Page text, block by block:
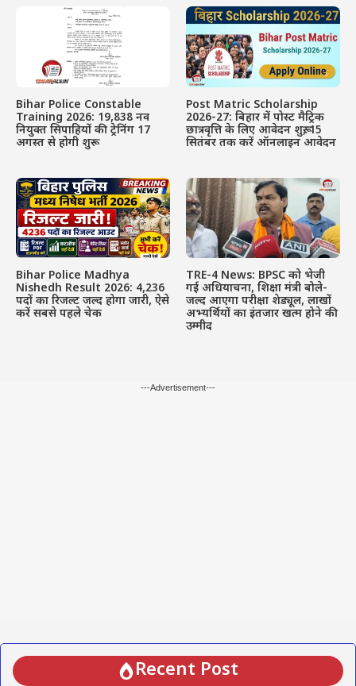
Bihar Police Constable
Training 2026: 19,838 नव
नियुक्त सिपाहियों की ट्रेनिंग 17
अगस्त से होगी शुरू
Post Matric Scholarship
2026-27: बिहार में पोस्ट मैट्रिक
छात्रवृत्ति के लिए आवेदन शुरू, 15
सितंबर तक करें ऑनलाइन आवेदन
Bihar Police Madhya
Nishedh Result 2026: 4,236
पदों का रिजल्ट जल्द होगा जारी, ऐसे
करें सबसे पहले चेक
TRE-4 News: BPSC को भेजी
गई अधियाचना, शिक्षा मंत्री बोले-
जल्द आएगा परीक्षा शेड्यूल, लाखों
अभ्यर्थियों का इंतजार खत्म होने की
उम्मीद
---Advertisement---
Recent Post